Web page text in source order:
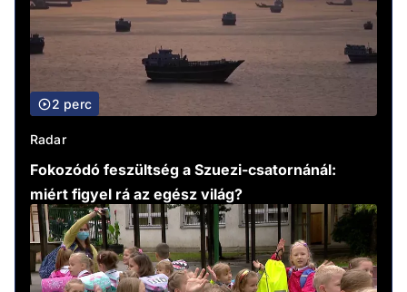
2 perc
Radar
Fokozódó feszültség a Szuezi-csatornánál:
miért figyel rá az egész világ?